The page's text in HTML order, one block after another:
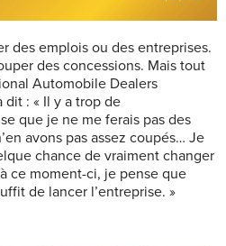
des emplois ou des entreprises.
des concessions. Mais tout
Automobile Dealers
dit : « Il y a trop de
que je ne me ferais pas des
avons pas assez coupés… Je
chance de vraiment changer
ce moment-ci, je pense que
de lancer l’entreprise. »